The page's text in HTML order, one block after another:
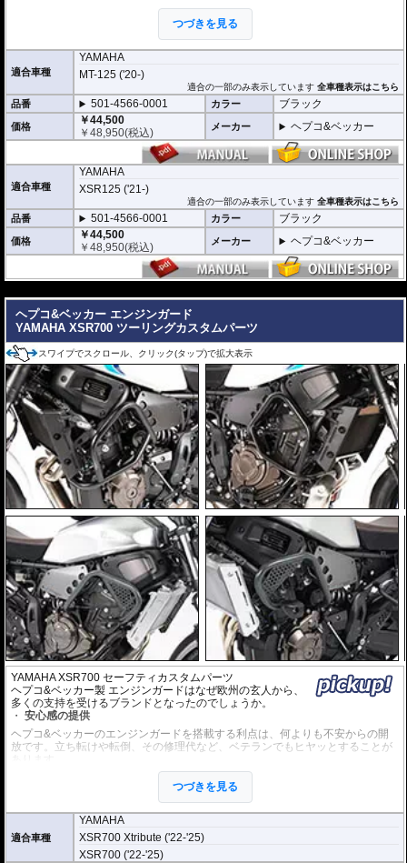
ヘプコ&ベッカーではツーリングを心から楽しむことを目指し、製品を開発、
高い安全性
万が一の有事から車体を守ります。直接のダメージを防ぐだけでなく、衝撃を
多点に分散し、全体的にダメージを少なくする効果が期待できます。
地面と車体の間への足の挟み込みなども防ぐことも大事な機能です。
品質の差別化
ヘプコ&ベッカーのエンジンガードにはパイプ内部に性質の異なる特殊強化パ
イプをさらに1本追加させた2重構造を採用。
肉厚スチールの加工が施されている車両接合ポイントはトライ&エラーより導
きだされた耐衝撃性に優れた構造です。
また多点支持や、パイプのつなぎ方も差し込みタイプとすることで、充分な強
これらのこだわりを元に、各所にツーリングライフの向上に貢献できるよう工
夫が施されています。
つづきを見る
適合車種
YAMAHA
MT-125 ('20-)
適合の一部のみ表示しています全車種表示はこちら
品番 501-4566-0001 カラー ブラック
価格
￥44,500
￥48,950(税込) メーカー ヘプコ&ベッカー
適合車種
YAMAHA
XSR125 ('21-)
適合の一部のみ表示しています全車種表示はこちら
品番 501-4566-0001 カラー ブラック
価格
￥44,500
￥48,950(税込) メーカー ヘプコ&ベッカー
ヘプコ&ベッカー エンジンガード
YAMAHA XSR700 ツーリングカスタムパーツ
スワイプでスクロール、クリック(タップ)で拡大表示
YAMAHA XSR700 セーフティカスタムパーツ
ヘプコ&ベッカー製 エンジンガードはなぜ欧州の玄人から、
多くの支持を受けるブランドとなったのでしょうか。
安心感の提供
ヘプコ&ベッカーのエンジンガードを搭載する利点は、何よりも不安からの開
放です。立ち転けや転倒、その修理代など、ベテランでもヒヤッとすることが
ヘプコ&ベッカーではツーリングを心から楽しむことを目指し、製品を開発、
高い安全性
多点に分散し、全体的にダメージを少なくする効果が期待できます。
地面と車体の間への足の挟み込みなども防ぐことも大事な機能です。
つづきを見る
適合車種
YAMAHA
XSR700 Xtribute ('22-'25)
XSR700 ('22-'25)